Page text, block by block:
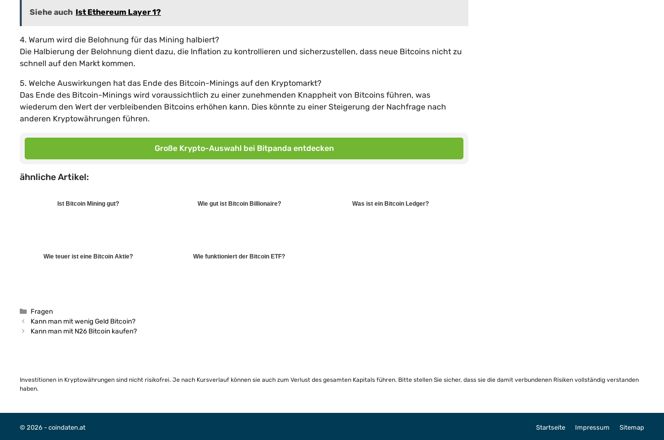
Siehe auch Ist Ethereum Layer 1?
4. Warum wird die Belohnung für das Mining halbiert?
Die Halbierung der Belohnung dient dazu, die Inflation zu kontrollieren und sicherzustellen, dass neue Bitcoins nicht zu
schnell auf den Markt kommen.
5. Welche Auswirkungen hat das Ende des Bitcoin-Minings auf den Kryptomarkt?
Das Ende des Bitcoin-Minings wird voraussichtlich zu einer zunehmenden Knappheit von Bitcoins führen, was
wiederum den Wert der verbleibenden Bitcoins erhöhen kann. Dies könnte zu einer Steigerung der Nachfrage nach
anderen Kryptowährungen führen.
Große Krypto-Auswahl bei Bitpanda entdecken
ähnliche Artikel:
Ist Bitcoin Mining gut? Wie gut ist Bitcoin Billionaire? Was ist ein Bitcoin Ledger?
Wie teuer ist eine Bitcoin Aktie? Wie funktioniert der Bitcoin ETF?
Kategorien
Fragen
Kann man mit wenig Geld Bitcoin?
Kann man mit N26 Bitcoin kaufen?
Investitionen in Kryptowährungen sind nicht risikofrei. Je nach Kursverlauf können sie auch zum Verlust des gesamten Kapitals führen. Bitte stellen Sie sicher, dass sie die damit verbundenen Risiken vollständig verstanden
haben.
Startseite Impressum Sitemap
© 2026 - coindaten.at